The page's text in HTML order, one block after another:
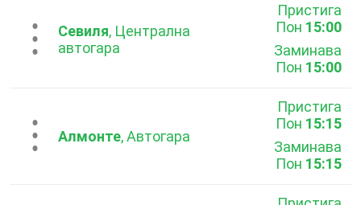
...Севиля, Централна
автогара
Пристига
Пон 15:00
Заминава
Пон 15:00
...Алмонте, Автогара
Пристига
Пон 15:15
Заминава
Пон 15:15